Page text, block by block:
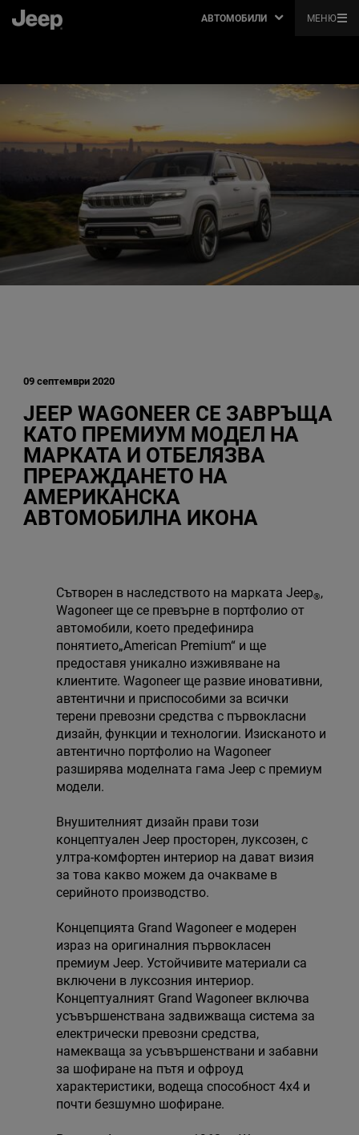
АВТОМОБИЛИ МЕНЮ
09 септември 2020
JEEP WAGONEER СЕ ЗАВРЪЩА
КАТО ПРЕМИУМ МОДЕЛ НА
МАРКАТА И ОТБЕЛЯЗВА
ПРЕРАЖДАНЕТО НА
АМЕРИКАНСКА
АВТОМОБИЛНА ИКОНА
Сътворен в наследството на марката Jeep®,
Wagoneer ще се превърне в портфолио от
автомобили, което предефинира
понятието„American Premium“ и ще
предоставя уникално изживяване на
клиентите. Wagoneer ще развие иновативни,
автентични и приспособими за всички
терени превозни средства с първокласни
дизайн, функции и технологии. Изисканото и
автентично портфолио на Wagoneer
разширява моделната гама Jeep с премиум
модели.
Внушителният дизайн прави този
концептуален Jeep просторен, луксозен, с
ултра-комфортен интериор на дават визия
за това какво можем да очакваме в
серийното производство.
Концепцията Grand Wagoneer е модерен
израз на оригиналния първокласен
премиум Jeep. Устойчивите материали са
включени в луксозния интериор.
Концептуалният Grand Wagoneer включва
усъвършенствана задвижваща система за
електрически превозни средства,
намекваща за усъвършенствани и забавни
за шофиране на пътя и офроуд
характеристики, водеща способност 4х4 и
почти безшумно шофиране.